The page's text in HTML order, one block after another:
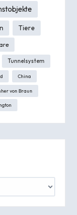
Tiere
Tunnelsystem
China
von Braun